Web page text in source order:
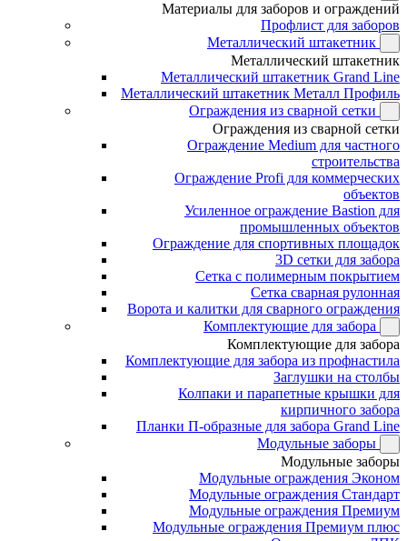
Материалы для заборов и ограждений
Профлист для заборов
Металлический штакетник
Металлический штакетник
Металлический штакетник Grand Line
Металлический штакетник Металл Профиль
Ограждения из сварной сетки
Ограждения из сварной сетки
Ограждение Medium для частного
строительства
Ограждение Profi для коммерческих
объектов
Усиленное ограждение Bastion для
промышленных объектов
Ограждение для спортивных площадок
3D сетки для забора
Сетка с полимерным покрытием
Сетка сварная рулонная
Ворота и калитки для сварного ограждения
Комплектующие для забора
Комплектующие для забора
Комплектующие для забора из профнастила
Заглушки на столбы
Колпаки и парапетные крышки для
кирпичного забора
Планки П-образные для забора Grand Line
Модульные заборы
Модульные заборы
Модульные ограждения Эконом
Модульные ограждения Стандарт
Модульные ограждения Премиум
Модульные ограждения Премиум плюс